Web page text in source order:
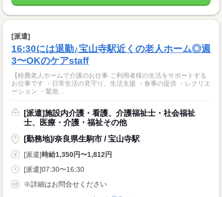
[派遣]
16:30には退勤♪宝山寺駅近くの老人ホーム◎週
3〜OKのケアstaff
【軽費老人ホームで介護のお仕事 ご利用者様の生活をサポートする
お仕事です ・日常生活の見守り、生活支援 ・食事の提供 ・レクリエ
ーション ・緊急...
[派遣]施設内介護・看護、介護福祉士・社会福祉
士、医療・介護・福祉その他
[勤務地]/奈良県生駒市 / 宝山寺駅
[派遣]時給1,350円〜1,812円
[派遣]07:30〜16:30
※詳細はお問合せください